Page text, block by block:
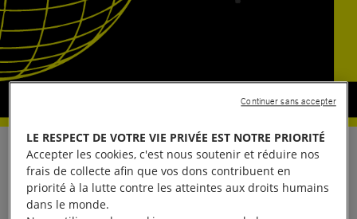
Exposition Delpire / Amnesty
International En partenariat
avec Magnum Photos
LE RESPECT DE VOTRE VIE PRIVÉE EST NOTRE PRIORITÉ
Accepter les cookies, c'est nous soutenir et réduire nos
frais de collecte afin que vos dons contribuent en
priorité à la lutte contre les atteintes aux droits humains
dans le monde.
Continuer sans accepter